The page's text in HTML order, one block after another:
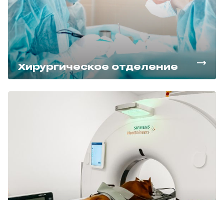
Хирургическое отделение